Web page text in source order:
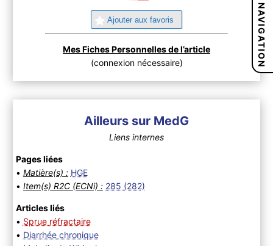
Ajouter aux favoris
Mes Fiches Personnelles de l’article
(connexion nécessaire)
Ailleurs sur MedG
Liens internes
Pages liées
• Matière(s) : HGE
• Item(s) R2C (ECNi) : 285 (282)
Articles liés
• Sprue réfractaire
• Diarrhée chronique
NAVIGATION